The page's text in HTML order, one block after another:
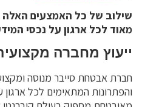
שילוב של כל האמצעים האלה
מאוד לכל ארגון על נכסי
ייעוץ מחברה
חברת אבטחת סייבר מנוסה
והפתרונות המתאימים לכל